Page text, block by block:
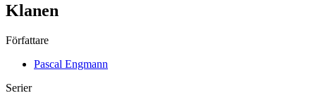
Klanen
Författare
Pascal Engmann
Serier